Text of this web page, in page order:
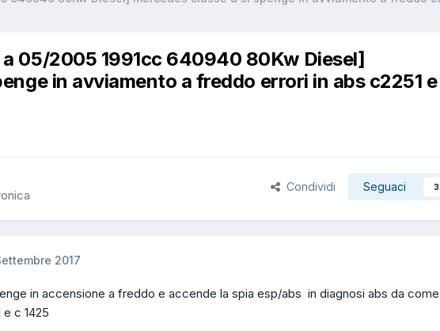
05/2005 1991cc 640940 80Kw Diesel]
in avviamento a freddo errori in abs c2251 e
Condividi Seguaci 3
2017
in accensione a freddo e accende la spia esp/abs in diagnosi abs da come
e c 1425